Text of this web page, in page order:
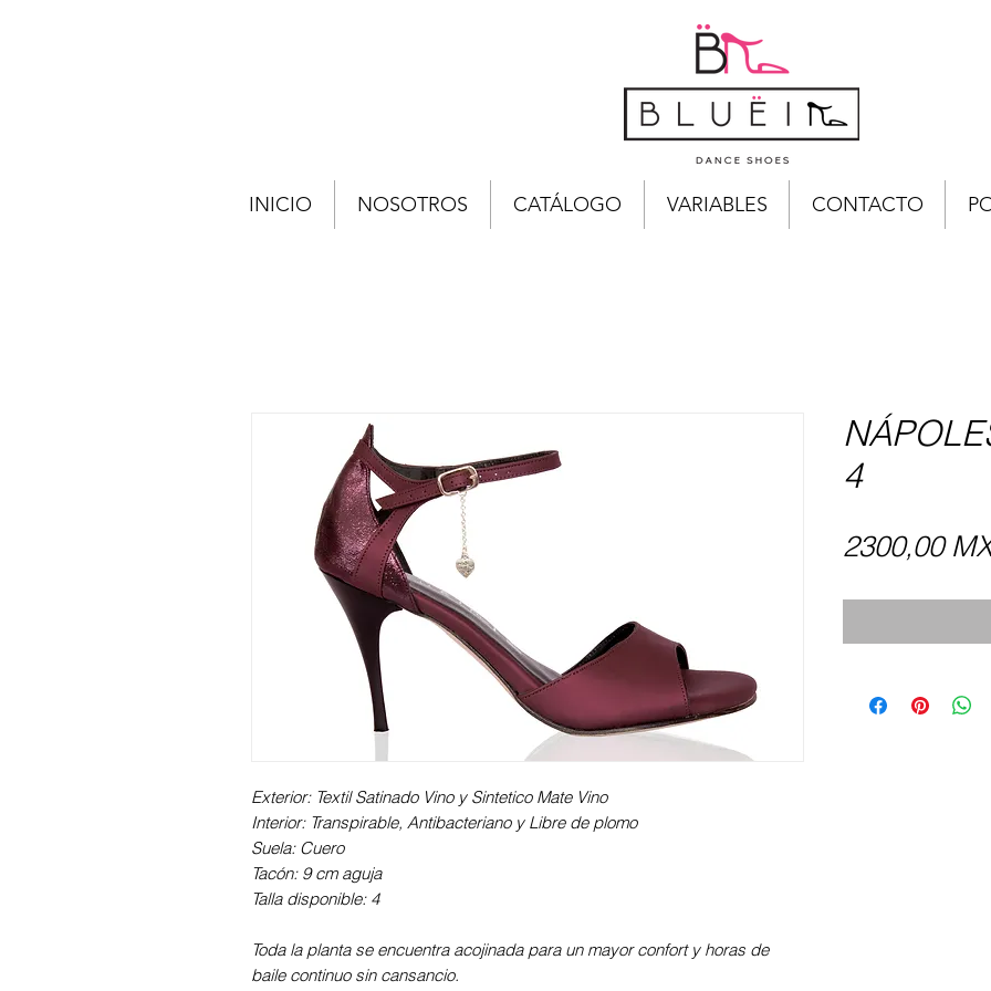
INICIO NOSOTROS CATÁLOGO VARIABLES CONTACTO
Exterior: Textil Satinado Vino y Sintetico Mate Vino
Interior: Transpirable, Antibacteriano y Libre de plomo
Suela: Cuero
Tacón: 9 cm aguja
Talla disponible: 4
Toda la planta se encuentra acojinada para un mayor confort y horas de
baile continuo sin cansancio.
4
2300,00